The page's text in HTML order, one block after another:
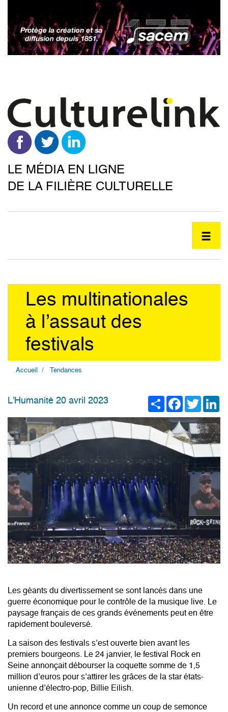
contenu
principal
LE MÉDIA EN LIGNE
DE LA FILIÈRE CULTURELLE
Les multinationales
à l’assaut des
festivals
Accueil Tendances
ShareFacebook
Twitter
L'Humanité 20 avril 2023
Les géants du divertissement se sont lancés dans une
guerre économique pour le contrôle de la musique live. Le
paysage français de ces grands événements peut en être
rapidement bouleversé.
La saison des festivals s’est ouverte bien avant les
premiers bourgeons. Le 24 janvier, le festival Rock en
Seine annonçait débourser la coquette somme de 1,5
million d’euros pour s’attirer les grâces de la star états-
unienne d’électro-pop, Billie Eilish.
Un record et une annonce comme un coup de semonce